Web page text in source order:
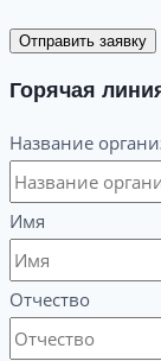
Отправить заявку
Горячая
Название
Имя
Отчество